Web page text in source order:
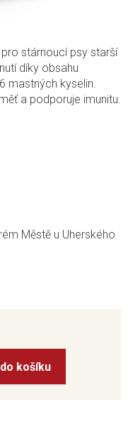
stárnoucí psy starší
díky obsahu
mastných kyselin.
a podporuje imunitu.
Městě u Uherského
košíku